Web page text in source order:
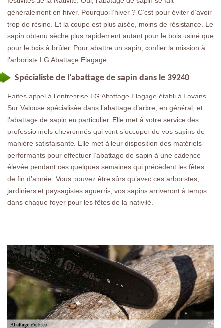
généralement en hiver. Pourquoi l’hiver ? C’est pour éviter d’avoir
trop de résine. Et la coupe est plus aisée, moins de résistance. Le
sapin obtenu sèche plus rapidement autant pour le bois usiné que
pour le bois à brûler. Pour abattre un sapin, confier la mission à
l’arboriste LG Abattage Elagage .
Spécialiste de l’abattage de sapin dans le 39240
Faites appel à l’entreprise LG Abattage Elagage établi à Lavans
Sur Valouse spécialisée dans l’abattage d’arbre, en général, et
l’abattage de sapin en particulier. Elle met à votre service des
professionnels chevronnés qui vont s’occuper de vos sapins de
manière satisfaisante. Elle met à leur disposition des matériels
performants pour effectuer l’abattage de sapin à une cadence
élevée pendant ces quelques semaines qui précèdent les fêtes
de fin d’année. Vous pouvez être sûrs qu’avec ces arboristes,
jardiniers et paysagistes aguerris, vos sapins arriveront à temps
dans chaque foyer pour les fêtes de la nativité.